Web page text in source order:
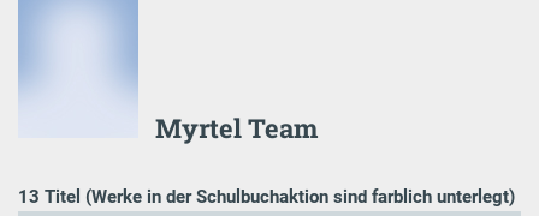
Myrtel Team
13 Titel (Werke in der Schulbuchaktion sind farblich unterlegt)